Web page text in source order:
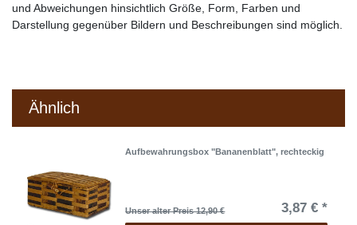
und Abweichungen hinsichtlich Größe, Form, Farben und
Darstellung gegenüber Bildern und Beschreibungen sind möglich.
Ähnlich
Aufbewahrungsbox "Bananenblatt", rechteckig
Unser alter Preis 12,90 € 3,87 € *